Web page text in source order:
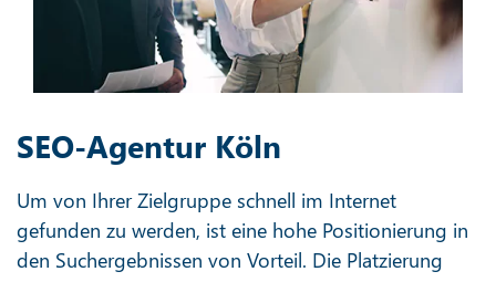
SEO-Agentur Köln
Um von Ihrer Zielgruppe schnell im Internet
gefunden zu werden, ist eine hohe Positionierung in
den Suchergebnissen von Vorteil. Die Platzierung